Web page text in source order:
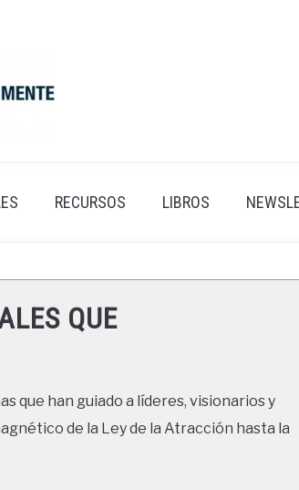
RECURSOS LIBROS
QUE
que han guiado a líderes, visionarios y
de la Ley de la Atracción hasta la